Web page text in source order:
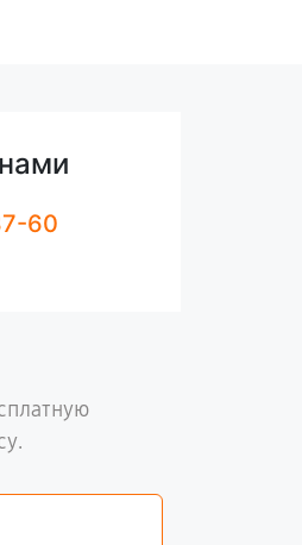
60